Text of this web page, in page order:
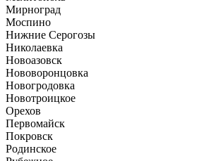
Мирноград
Моспино
Нижние Серогозы
Николаевка
Новоазовск
Нововоронцовка
Новогродовка
Новотроицкое
Орехов
Первомайск
Покровск
Родинское